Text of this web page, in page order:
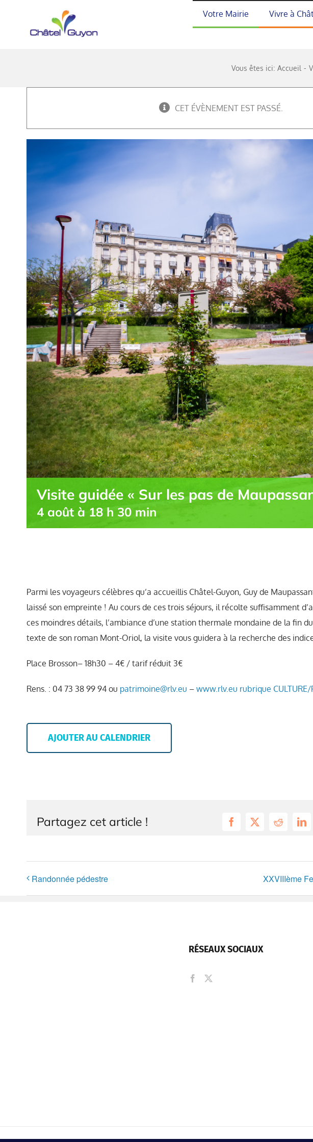
Votre Mairie Vivre à
Vous êtes ici: Accueil
CET ÉVÈNEMENT EST PASSÉ.
Visite guidée « Sur les pas de
4 août à 18 h 30 min
Parmi les voyageurs célèbres qu’a accueillis Châtel-Guyon, Guy de
laissé son empreinte ! Au cours de ces trois séjours, il récolte suffisamment
ces moindres détails, l’ambiance d’une station thermale mondaine de la fin
texte de son roman Mont-Oriol, la visite vous guidera à la recherche des
Place Brosson– 18h30 – 4€ / tarif réduit 3€
Rens. : 04 73 38 99 94 ou patrimoine@rlv.eu – www.rlv.eu rubrique CULTURE/
AJOUTER AU CALENDRIER
Partagez cet article ! Facebook
X Reddit
Randonnée pédestre XXVIIIème
RÉSEAUX SOCIAUX